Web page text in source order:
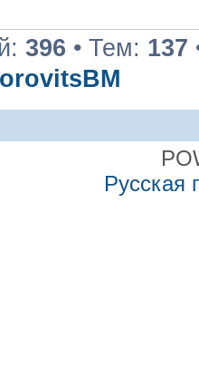
396 • Тем: 137
Русская